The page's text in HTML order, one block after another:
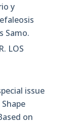
y
Samo.
LOS
issue
on